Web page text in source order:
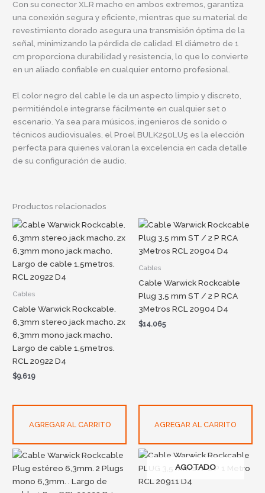
Con su conector XLR macho en ambos extremos, garantiza
una conexión segura y eficiente, mientras que su material de
revestimiento dorado asegura una transmisión óptima de la
señal, minimizando la pérdida de calidad. El diámetro de 1
cm proporciona durabilidad y resistencia, lo que lo convierte
en un aliado confiable en cualquier entorno profesional.
El color negro del cable le da un aspecto limpio y discreto,
permitiéndole integrarse fácilmente en cualquier set o
escenario. Ya sea para músicos, ingenieros de sonido o
técnicos audiovisuales, el Proel BULK250LU5 es la elección
perfecta para quienes valoran la excelencia en cada detalle
de su configuración de audio.
Productos relacionados
Cables
Cable Warwick Rockcable.
6,3mm stereo jack macho. 2x
6,3mm mono jack macho.
Largo de cable 1,5metros.
RCL 20922 D4
$9.619
AGREGAR AL CARRITO
Cables
Cable Warwick Rockcable
Plug 3,5 mm ST / 2 P RCA
3Metros RCL 20904 D4
$14.065
AGREGAR AL CARRITO
AGOTADO